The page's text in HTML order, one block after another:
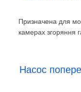
Призначена для
камерах згоряння
Насос